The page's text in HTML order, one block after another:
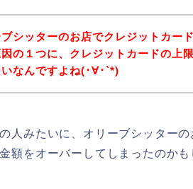
シッターのお店でクレジットカー
の１つに、クレジットカードの上
なんですよね(･∀･`*)
人みたいに、オリーブシッター
額をオーバーしてしまったのかも